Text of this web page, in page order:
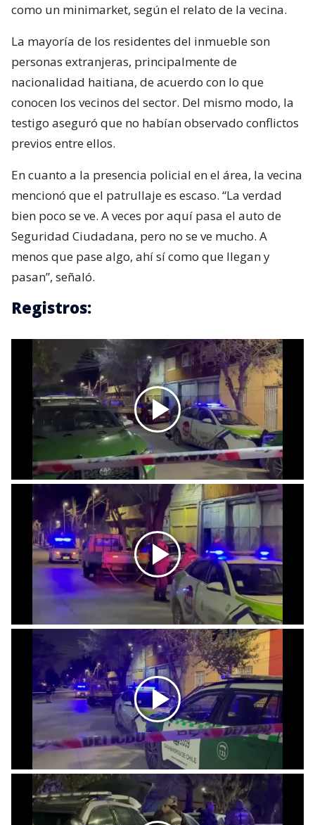
como un minimarket, según el relato de la vecina.
La mayoría de los residentes del inmueble son
personas extranjeras, principalmente de
nacionalidad haitiana, de acuerdo con lo que
conocen los vecinos del sector. Del mismo modo, la
testigo aseguró que no habían observado conflictos
previos entre ellos.
En cuanto a la presencia policial en el área, la vecina
mencionó que el patrullaje es escaso. “La verdad
bien poco se ve. A veces por aquí pasa el auto de
Seguridad Ciudadana, pero no se ve mucho. A
menos que pase algo, ahí sí como que llegan y
pasan”, señaló.
Registros: